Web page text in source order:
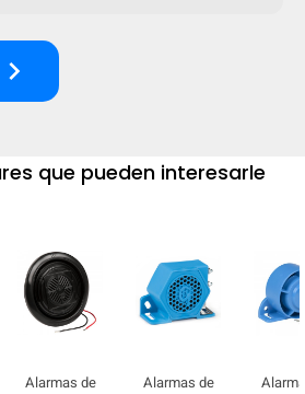
keyboard_arrow_right
que pueden interesarle
Alarmas de
Alarmas de